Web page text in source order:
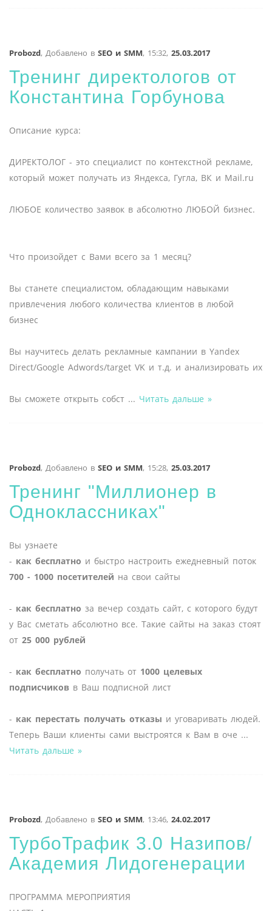
Probozd, Добавлено в SEO и SMM, 15:32, 25.03.2017
Тренинг директологов от
Константина Горбунова
Описание курса:
ДИРЕКТОЛОГ - это специалист по контекстной рекламе,
который может получать из Яндекса, Гугла, ВК и Mail.ru
ЛЮБОЕ количество заявок в абсолютно ЛЮБОЙ бизнес.
Что произойдет с Вами всего за 1 месяц?
Вы станете специалистом, обладающим навыками
привлечения любого количества клиентов в любой
бизнес
Вы научитесь делать рекламные кампании в Yandex
Direct/Google Adwords/target VK и т.д. и анализировать их
Вы сможете открыть собст ... Читать дальше »
Probozd, Добавлено в SEO и SMM, 15:28, 25.03.2017
Тренинг "Миллионер в
Одноклассниках"
Вы узнаете
- как бесплатно и быстро настроить ежедневный поток
700 - 1000 посетителей на свои сайты
- как бесплатно за вечер создать сайт, с которого будут
у Вас сметать абсолютно все. Такие сайты на заказ стоят
от 25 000 рублей
- как бесплатно получать от 1000 целевых
подписчиков в Ваш подписной лист
- как перестать получать отказы и уговаривать людей.
Теперь Ваши клиенты сами выстроятся к Вам в оче ...
Читать дальше »
Probozd, Добавлено в SEO и SMM, 13:46, 24.02.2017
ТурбоТрафик 3.0 Назипов/
Академия Лидогенерации
ПРОГРАММА МЕРОПРИЯТИЯ